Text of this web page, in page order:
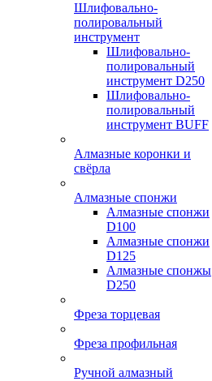
Шлифовально-
полировальный
инструмент
Шлифовально-
полировальный
инструмент D250
Шлифовально-
полировальный
инструмент BUFF
Алмазные коронки и
свёрла
Алмазные спонжи
Алмазные спонжи
D100
Алмазные спонжи
D125
Алмазные спонжы
D250
Фреза торцевая
Фреза профильная
Ручной алмазный